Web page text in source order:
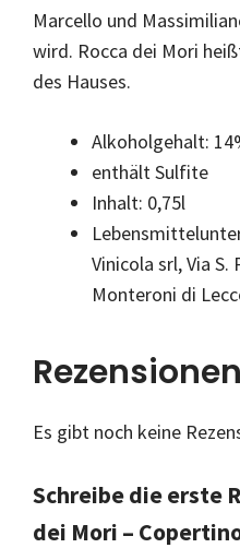
Marcello und
wird. Rocca dei Mori
des Hauses.
Alkoholgehalt:
enthält Sulfite
Inhalt: 0,75l
Vinicola srl, Via
Monteroni di
Rezensionen
Es gibt noch keine
Schreibe die erste
dei Mori –